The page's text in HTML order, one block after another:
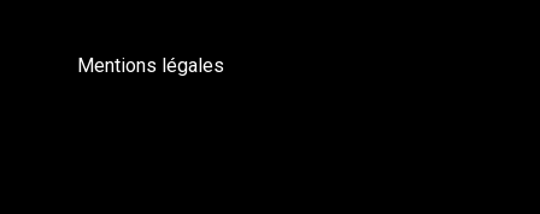
Mentions légales